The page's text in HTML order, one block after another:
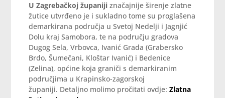
U Zagrebačkoj županiji značajnije širenje zlatne
žutice utvrđeno je i sukladno tome su proglašena
demarkirana područja u Svetoj Nedelji i Jagnjić
Dolu kraj Samobora, te na području gradova
Dugog Sela, Vrbovca, Ivanić Grada (Grabersko
Brdo, Šumečani, Kloštar Ivanić) i Bedenice
(Zelina), općine koja graniči s demarkiranim
područjima u Krapinsko-zagorskoj
županiji. Detaljno molimo pročitati ovdje:Zlatna